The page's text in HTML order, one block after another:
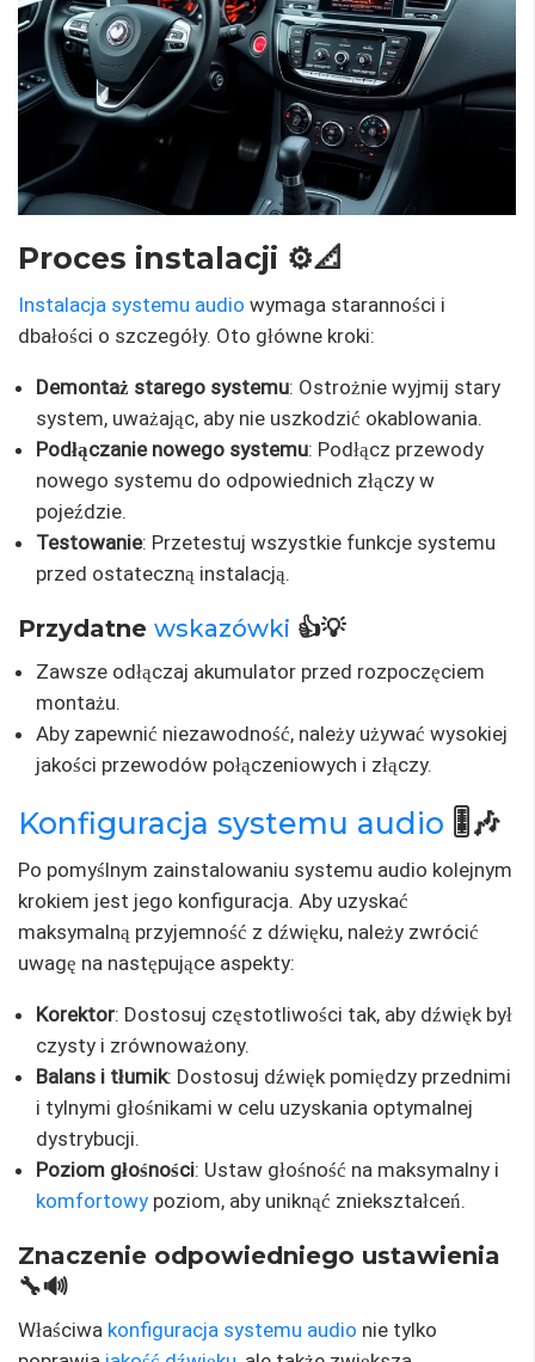
Proces instalacji ⚙️📐
Instalacja systemu audio wymaga staranności i
dbałości o szczegóły. Oto główne kroki:
Demontaż starego systemu: Ostrożnie wyjmij stary
system, uważając, aby nie uszkodzić okablowania.
Podłączanie nowego systemu: Podłącz przewody
nowego systemu do odpowiednich złączy w
pojeździe.
Testowanie: Przetestuj wszystkie funkcje systemu
przed ostateczną instalacją.
Przydatne wskazówki 👍💡
Zawsze odłączaj akumulator przed rozpoczęciem
montażu.
Aby zapewnić niezawodność, należy używać wysokiej
jakości przewodów połączeniowych i złączy.
Konfiguracja systemu audio 🎚️🎶
Po pomyślnym zainstalowaniu systemu audio kolejnym
krokiem jest jego konfiguracja. Aby uzyskać
maksymalną przyjemność z dźwięku, należy zwrócić
uwagę na następujące aspekty:
Korektor: Dostosuj częstotliwości tak, aby dźwięk był
czysty i zrównoważony.
Balans i tłumik: Dostosuj dźwięk pomiędzy przednimi
i tylnymi głośnikami w celu uzyskania optymalnej
dystrybucji.
Poziom głośności: Ustaw głośność na maksymalny i
komfortowy poziom, aby uniknąć zniekształceń.
Znaczenie odpowiedniego ustawienia
🔧🔊
Właściwa konfiguracja systemu audio nie tylko